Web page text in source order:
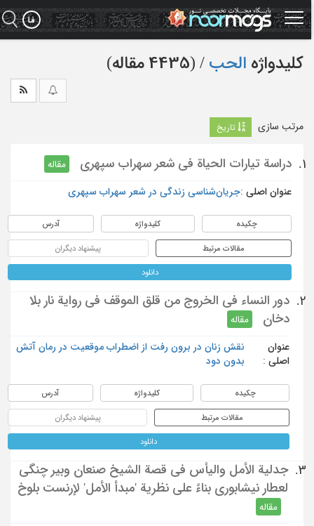
کلیدواژه الحب ‏/ (4435 مقاله)
مرتب سازی تاریخ
1. دراسة تيارات الحياة في شعر سهراب سپهري مقاله
عنوان اصلی : جریان‌شناسی زندگی در شعر سهراب سپهری
چکیده کلیدواژه آدرس
مقالات مرتبط پیشنهاد دیگران
دانلود
2.
دور النساء في الخروج من قلق الموقف في رواية نار بلا
دخان
مقاله
عنوان
اصلی :
نقش زنان در برون رفت از اضطراب موقعیت در رمان آتش
بدون دود
چکیده کلیدواژه آدرس
مقالات مرتبط پیشنهاد دیگران
دانلود
3.
جدلية الأمل واليأس في قصة الشيخ صنعان وبير چنگی
لعطار نيشابوري بناءً على نظرية 'مبدأ الأمل' لإرنست بلوخ
مقاله